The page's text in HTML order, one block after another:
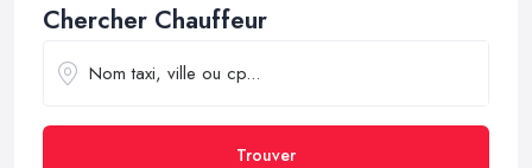
Chercher Chauffeur
Trouver